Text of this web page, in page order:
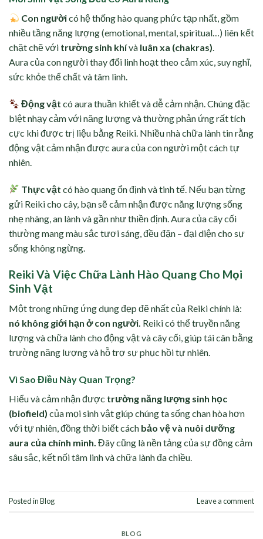
Con ngườicó hệ thống hào quang phức tạp nhất, gồm
nhiều tầng năng lượng (emotional, mental, spiritual…) liên kết
chặt chẽ với trường sinh khívà luân xa (chakras).
Aura của con người thay đổi linh hoạt theo cảm xúc, suy nghĩ,
sức khỏe thể chất và tâm linh.
Động vật có aura thuần khiết và dễ cảm nhận. Chúng đặc
biệt nhạy cảm với năng lượng và thường phản ứng rất tích
cực khi được trị liệu bằng Reiki. Nhiều nhà chữa lành tin rằng
động vật cảm nhận được aura của con người một cách tự
nhiên.
Thực vật có hào quang ổn định và tinh tế. Nếu bạn từng
gửi Reiki cho cây, bạn sẽ cảm nhận được năng lượng sống
nhẹ nhàng, an lành và gần như thiền định. Aura của cây cối
thường mang màu sắc tươi sáng, đều đặn – đại diện cho sự
sống không ngừng.
Reiki Và Việc Chữa Lành Hào Quang Cho Mọi
Sinh Vật
Một trong những ứng dụng đẹp đẽ nhất của Reiki chính là:
nó không giới hạn ở con người. Reiki có thể truyền năng
lượng và chữa lành cho động vật và cây cối, giúp tái cân bằng
trường năng lượng và hỗ trợ sự phục hồi tự nhiên.
Vì Sao Điều Này Quan Trọng?
Hiểu và cảm nhận được trường năng lượng sinh học
(biofield) của mọi sinh vật giúp chúng ta sống chan hòa hơn
với tự nhiên, đồng thời biết cách bảo vệ và nuôi dưỡng
aura của chính mình. Đây cũng là nền tảng của sự đồng cảm
sâu sắc, kết nối tâm linh và chữa lành đa chiều.
Posted inBlog Leave a comment
BLOG